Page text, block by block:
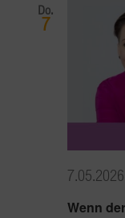
Do.
7
Wenn